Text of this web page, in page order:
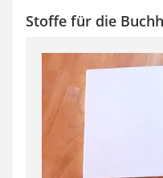
Stoffe für die